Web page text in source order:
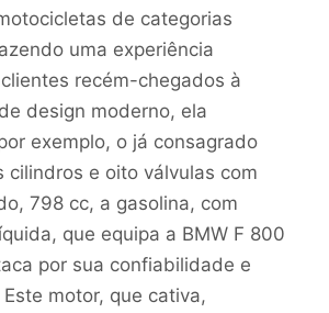
de categorias
uma experiência
recém-chegados à
design moderno, ela
exemplo, o já consagrado
cilindros e oito válvulas com
798 cc, a gasolina, com
que equipa a BMW F 800
por sua confiabilidade e
motor, que cativa,